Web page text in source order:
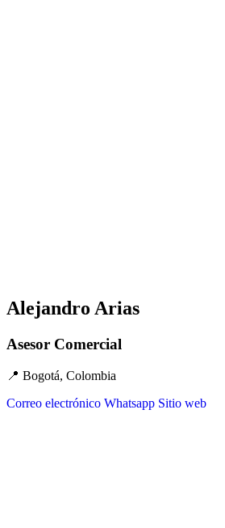
Alejandro Arias
Asesor Comercial
📍 Bogotá, Colombia
Correo electrónico Whatsapp Sitio web